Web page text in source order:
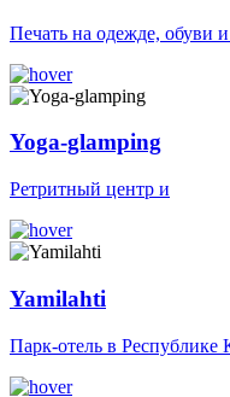
Печать на одежде, обуви и
Yoga-glamping
Ретритный центр и
Yamilahti
Парк-отель в Республике